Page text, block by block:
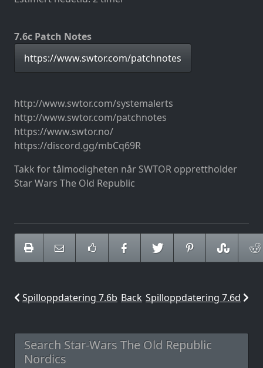
7.6c Patch Notes
https://www.swtor.com/patchnotes
http://www.swtor.com/systemalerts
http://www.swtor.com/patchnotes
https://www.swtor.no/
https://discord.gg/mbCq69R
Takk for tålmodigheten når SWTOR opprettholder
Star Wars The Old Republic
Spilloppdatering 7.6b Back Spilloppdatering 7.6d
Search Star-Wars The Old Republic
Nordics